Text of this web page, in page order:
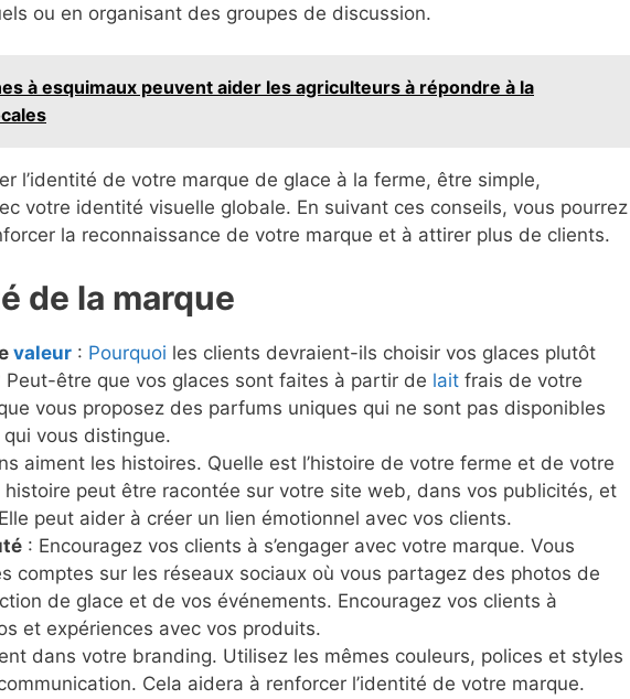
ou en organisant des groupes de discussion.
à esquimaux peuvent aider les agriculteurs à répondre à la
l’identité de votre marque de glace à la ferme, être simple,
votre identité visuelle globale. En suivant ces conseils, vous pourrez
la reconnaissance de votre marque et à attirer plus de clients.
de la marque
valeur : Pourquoi les clients devraient-ils choisir vos glaces plutôt
Peut-être que vos glaces sont faites à partir de lait frais de votre
vous proposez des parfums uniques qui ne sont pas disponibles
vous distingue.
aiment les histoires. Quelle est l’histoire de votre ferme et de votre
peut être racontée sur votre site web, dans vos publicités, et
peut aider à créer un lien émotionnel avec vos clients.
: Encouragez vos clients à s’engager avec votre marque. Vous
comptes sur les réseaux sociaux où vous partagez des photos de
de glace et de vos événements. Encouragez vos clients à
et expériences avec vos produits.
dans votre branding. Utilisez les mêmes couleurs, polices et styles
Cela aidera à renforcer l’identité de votre marque.